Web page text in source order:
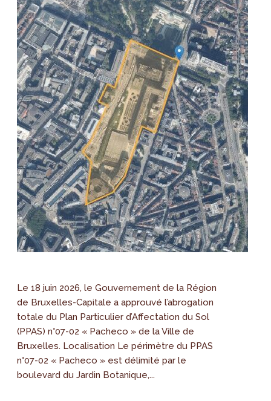
Le 18 juin 2026, le Gouvernement de la Région
de Bruxelles-Capitale a approuvé l’abrogation
totale du Plan Particulier d’Affectation du Sol
(PPAS) n°07-02 « Pacheco » de la Ville de
Bruxelles. Localisation Le périmètre du PPAS
n°07-02 « Pacheco » est délimité par le
boulevard du Jardin Botanique,...